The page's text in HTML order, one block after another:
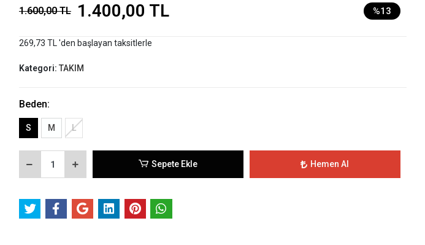
1.600,00 TL 1.400,00 TL %13
269,73 TL 'den başlayan taksitlerle
Kategori: TAKIM
Beden:
S M L
Sepete Ekle Hemen Al